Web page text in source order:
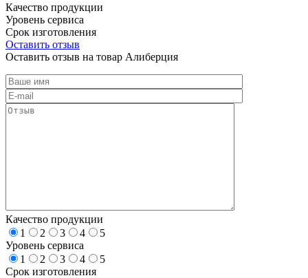
Качество продукции
Уровень сервиса
Срок изготовления
Оставить отзыв
Оставить отзыв на товар Алиберция
Качество продукции
1
2 3 4
5
Уровень сервиса
1
2 3 4
5
Срок изготовления